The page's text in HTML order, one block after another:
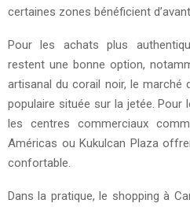
certaines zones bénéficient
Pour les achats plus
restent une bonne option,
artisanal du corail noir, le marché
populaire située sur la jetée. Pour
les centres commerciaux
Américas ou Kukulcan Plaza
confortable.
Dans la pratique, le shopping à